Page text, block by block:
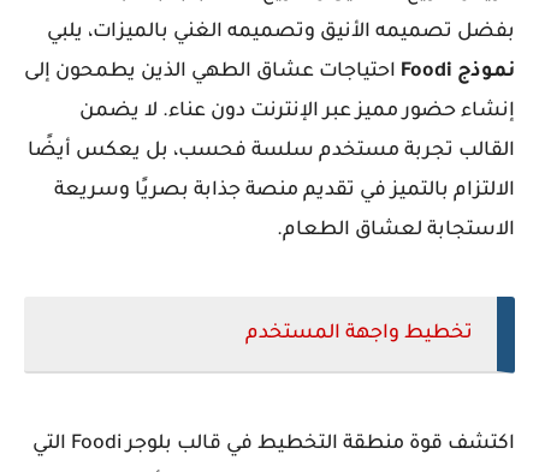
بفضل تصميمه الأنيق وتصميمه الغني بالميزات، يلبي
نموذج Foodi
احتياجات عشاق الطهي الذين يطمحون إلى
إنشاء حضور مميز عبر الإنترنت دون عناء. لا يضمن
القالب تجربة مستخدم سلسة فحسب، بل يعكس أيضًا
الالتزام بالتميز في تقديم منصة جذابة بصريًا وسريعة
الاستجابة لعشاق الطعام.
تخطيط واجهة المستخدم
اكتشف قوة منطقة التخطيط في قالب بلوجر Foodi التي